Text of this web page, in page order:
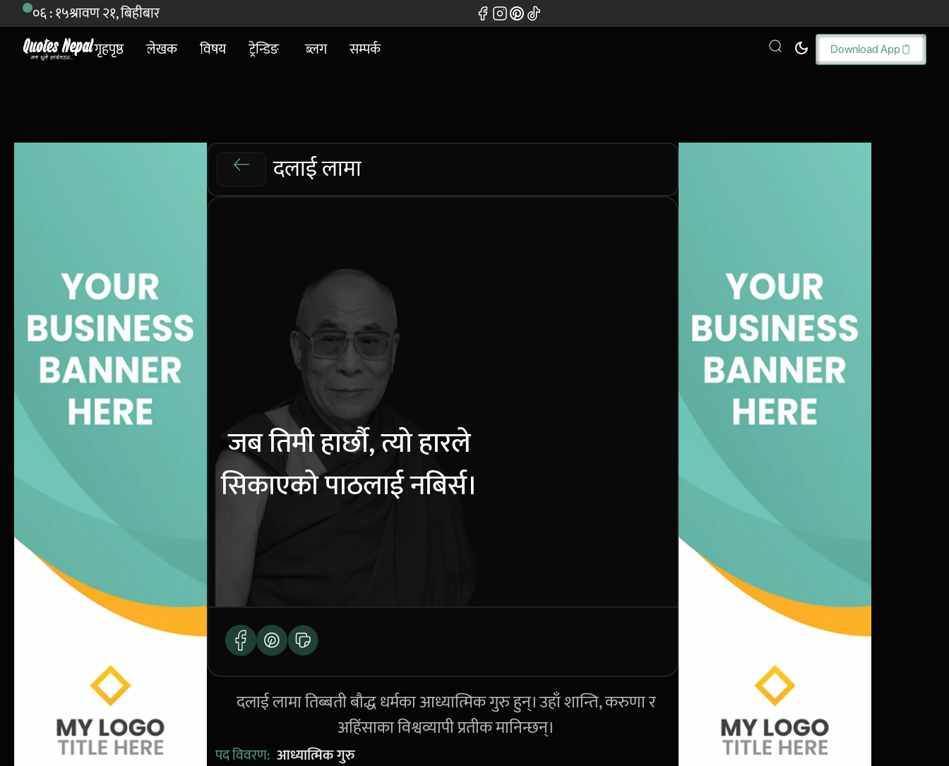
०६ : १५श्रावण २१, बिहीबार
गृहपृष्ठ
लेखक विषय ट्रेन्डिङ ब्लग सम्पर्क Download App
दलाई लामा
जब तिमी हार्छौ, त्यो हारले
सिकाएको पाठलाई नबिर्स।
दलाई लामा तिब्बती बौद्ध धर्मका आध्यात्मिक गुरु हुन्। उहाँ शान्ति, करुणा र
अहिंसाका विश्वव्यापी प्रतीक मानिन्छन्।
पद विवरण: आध्यात्मिक गुरु